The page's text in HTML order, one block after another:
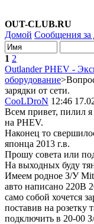
OUT-CLUB.RU
Домой Сообщения за
1 2
Outlander PHEV -
оборудование
зарядки от сети.
CooLDroN 12:46
Всем привет, пилил я
на PHEV.
Наконец то
японца 2013 г.в.
Прошу совета или
На выходных буду
Имеем родное З/У
авто написано 220В
само собой хочется
поставив на розетку
подключить в 20-00